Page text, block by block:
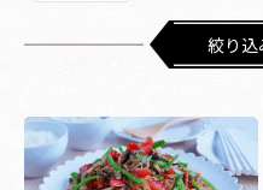
絞り込